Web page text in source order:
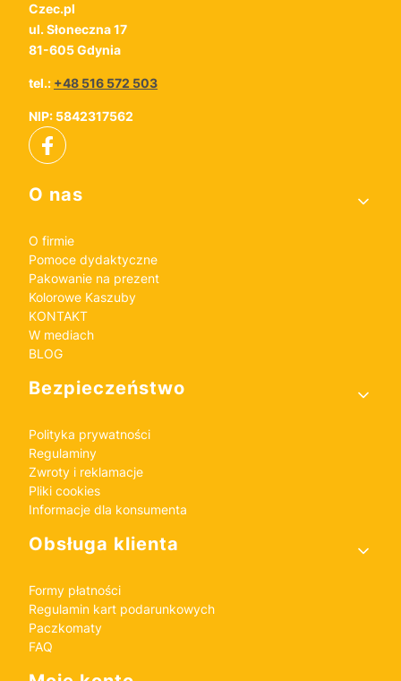
Czec.pl
ul. Słoneczna 17
81-605 Gdynia
tel.: +48 516 572 503
NIP: 5842317562
Linki w stopce
O nas
O firmie
Pomoce dydaktyczne
Pakowanie na prezent
Kolorowe Kaszuby
KONTAKT
W mediach
BLOG
Bezpieczeństwo
Polityka prywatności
Regulaminy
Zwroty i reklamacje
Pliki cookies
Informacje dla konsumenta
Obsługa klienta
Formy płatności
Regulamin kart podarunkowych
Paczkomaty
FAQ